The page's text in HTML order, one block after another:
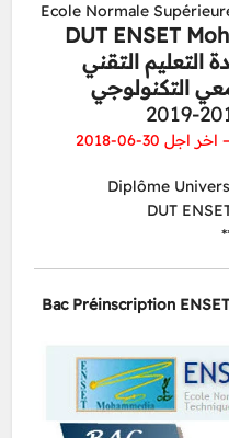
Ecole Normale
DUT ENSET
التعليم التقني
التكنولوجي
– اخر اجل 30-06-2018
Diplôme
DUT
Bac Préinscription